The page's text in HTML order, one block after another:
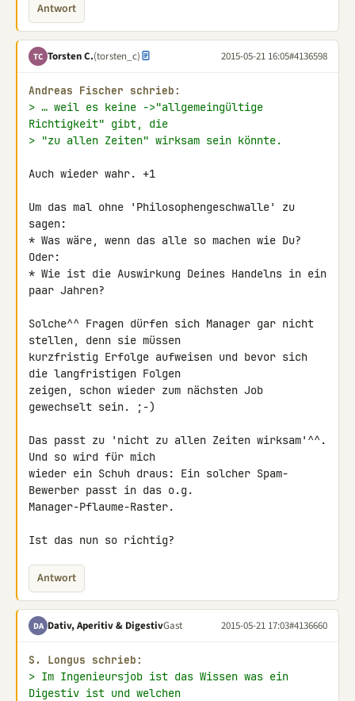
Antwort
TC Torsten C.(torsten_c) 2015-05-21 16:05#4136598
Andreas Fischer schrieb:
> … weil es keine ->"allgemeingültige
Richtigkeit" gibt, die
> "zu allen Zeiten" wirksam sein könnte.
Auch wieder wahr. +1
Um das mal ohne 'Philosophengeschwalle' zu
sagen:
* Was wäre, wenn das alle so machen wie Du?
Oder:
* Wie ist die Auswirkung Deines Handelns in ein
paar Jahren?
Solche^^ Fragen dürfen sich Manager gar nicht
stellen, denn sie müssen
kurzfristig Erfolge aufweisen und bevor sich
die langfristigen Folgen
zeigen, schon wieder zum nächsten Job
gewechselt sein. ;-)
Das passt zu 'nicht zu allen Zeiten wirksam'^^.
Und so wird für mich
wieder ein Schuh draus: Ein solcher Spam-
Bewerber passt in das o.g.
Manager-Pflaume-Raster.
Ist das nun so richtig?
Antwort
DA Dativ, Aperitiv & DigestivGast 2015-05-21 17:03#4136660
S. Longus schrieb:
> Im Ingenieursjob ist das Wissen was ein
Digestiv ist und welchen